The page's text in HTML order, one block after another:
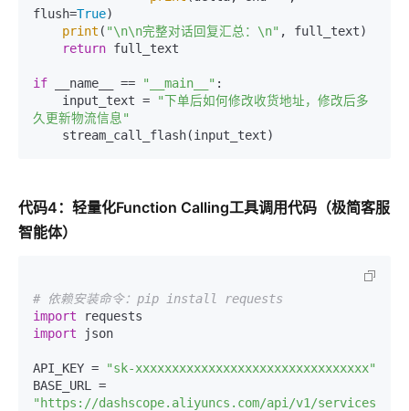
flush=True)
print ( "\n\n完整对话回复汇总：\n" , full_text)
return full_text
if __name__ == "__main__" :
    input_text =
"下单后如何修改收货地址，修改后多
久更新物流信息"
代码4：轻量化Function Calling工具调用代码（极简客服
智能体）
# 依赖安装命令：pip install requests
import
import json
API_KEY =
"sk-xxxxxxxxxxxxxxxxxxxxxxxxxxxxxxxx"
"https://dashscope.aliyuncs.com/api/v1/services/